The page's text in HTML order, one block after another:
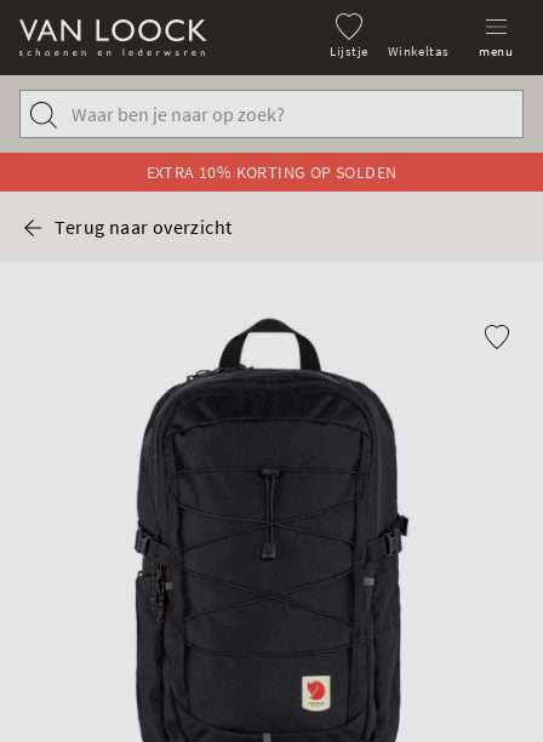
Lijstje Winkeltas menu
EXTRA 10% KORTING OP SOLDEN
Terug naar overzicht